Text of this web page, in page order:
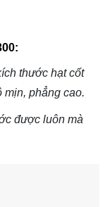
thước hạt cốt
mịn, phẳng cao.
được luôn mà